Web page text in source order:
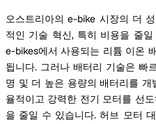
오스트리아의 e-bike 시장의 더
적인 기술 혁신, 특히 비용을 줄
e-bikes에서 사용되는 리튬 이온
됩니다. 그러나 배터리 기술은 빠
명 및 더 높은 용량의 배터리를
율적이고 강력한 전기 모터를 선
을 줄일 수 있습니다. 허브 모터